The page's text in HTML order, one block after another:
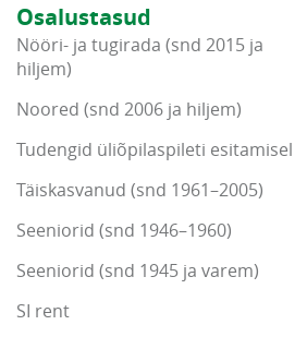
Osalustasud
Nööri- ja tugirada (snd 2015 ja
hiljem)
Noored (snd 2006 ja hiljem)
Tudengid üliõpilaspileti esitamisel
Täiskasvanud (snd 1961–2005)
Seeniorid (snd 1946–1960)
Seeniorid (snd 1945 ja varem)
SI rent